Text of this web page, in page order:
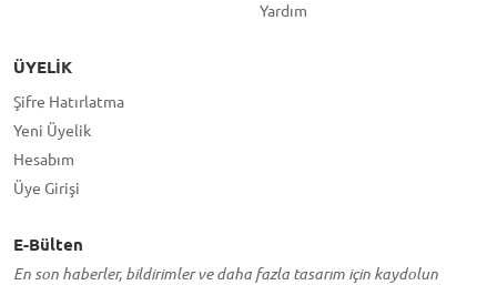
Yardım
ÜYELIK
Şifre Hatırlatma
Yeni Üyelik
Hesabım
Üye Girişi
E-Bülten
En son haberler, bildirimler ve daha fazla tasarım için kaydolun